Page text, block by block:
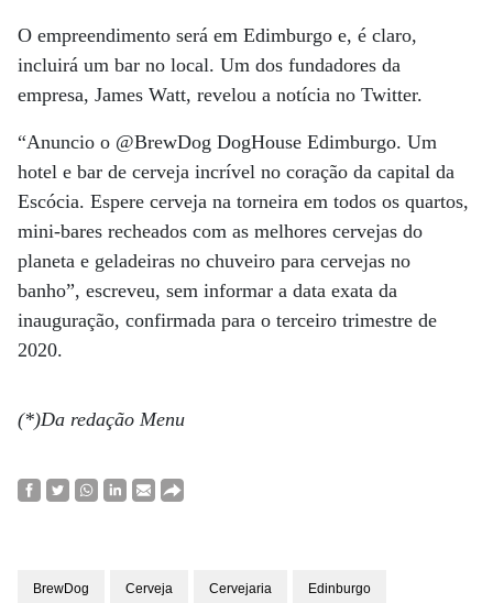
O empreendimento será em Edimburgo e, é claro,
incluirá um bar no local. Um dos fundadores da
empresa, James Watt, revelou a notícia no Twitter.
“Anuncio o @BrewDog DogHouse Edimburgo. Um
hotel e bar de cerveja incrível no coração da capital da
Escócia. Espere cerveja na torneira em todos os quartos,
mini-bares recheados com as melhores cervejas do
planeta e geladeiras no chuveiro para cervejas no
banho”, escreveu, sem informar a data exata da
inauguração, confirmada para o terceiro trimestre de
2020.
(*)Da redação Menu
BrewDog Cerveja Cervejaria Edinburgo